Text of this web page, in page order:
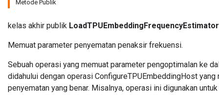
Metode Publik
kelas akhir publik
Memuat parameter penyematan penaksir frekuensi.
Sebuah operasi yang memuat parameter pengoptimalan ke
didahului dengan operasi ConfigureTPUEmbeddingHost
penyematan yang benar. Misalnya, operasi ini digunakan